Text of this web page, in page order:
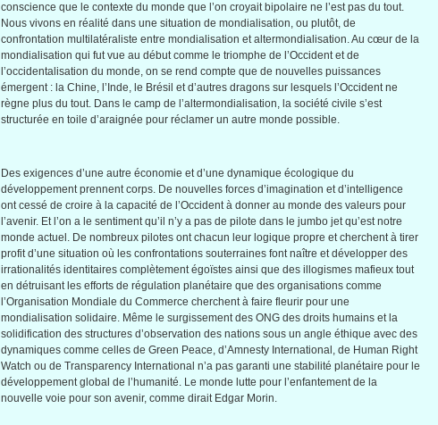
conscience que le contexte du monde que l’on croyait bipolaire ne l’estpas du tout.
Nous vivons en réalité dans une situation de mondialisation, ou plutôt, de
confrontation multilatéraliste entre mondialisation etaltermondialisation. Au cœur de la
mondialisation qui fut vue au début comme le triomphe de l’Occidentet de
l’occidentalisation du monde, on se rend compte que de nouvelles puissances
émergent: la Chine, l’Inde, le Brésil etd’autres dragons sur lesquels l’Occidentne
règne plus du tout. Dans le camp de l’altermondialisation, la société civile s’est
structurée en toile d’araignée pour réclamer un autre monde possible.
Des exigences d’une autre économie et d’une dynamique écologique du
développement prennent corps. De nouvelles forces d’imagination et d’intelligence
ont cessé de croire à la capacité de l’Occident à donner au monde des valeurs pour
l’avenir. Et l’on a le sentiment qu’il n’y a pas de pilote dans le jumbo jet qu’est notre
monde actuel. De nombreux pilotes ont chacun leur logique propre et cherchent à tirer
profit d’une situation où les confrontations souterraines font naître et développer des
irrationalités identitaires complètement égoïstes ainsi que des illogismes mafieux tout
en détruisant les efforts de régulation planétaire que des organisations comme
l’Organisation Mondiale du Commerce cherchent à faire fleurir pour une
mondialisation solidaire. Même le surgissement des ONG des droits humains et la
solidification des structures d’observation des nations sous un angle éthique avec des
dynamiques comme celles de Green Peace, d’Amnesty International, de Human Right
Watch ou de Transparency International n’a pas garanti une stabilité planétaire pour le
développement global de l’humanité. Le monde lutte pour l’enfantement de la
nouvelle voie pour son avenir, comme dirait Edgar Morin.